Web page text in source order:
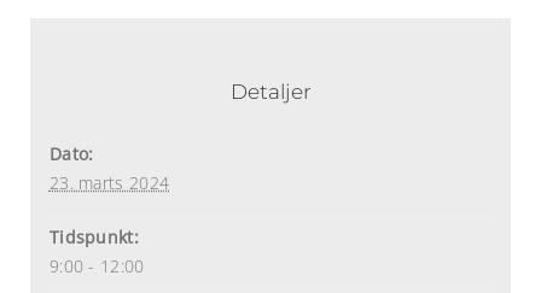
Detaljer
Dato:
23. marts 2024
Tidspunkt:
9:00 - 12:00